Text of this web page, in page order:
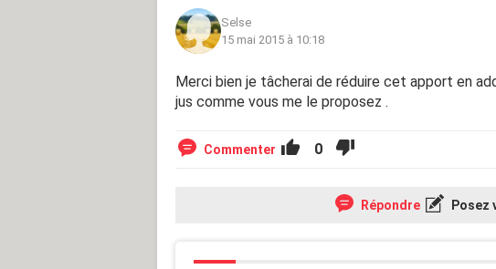
Selse
15 mai 2015 à 10:18
Merci bien je tâcherai de réduire cet apport en
jus comme vous me le proposez .
Commenter 0
Répondre Posez